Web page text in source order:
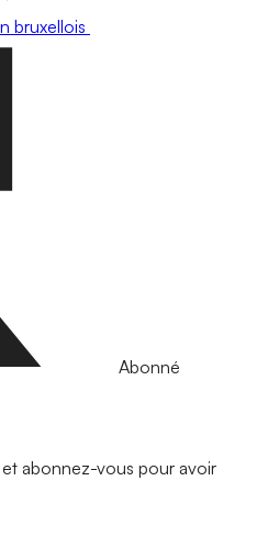
bruxellois
Abonné
abonnez-vous pour avoir